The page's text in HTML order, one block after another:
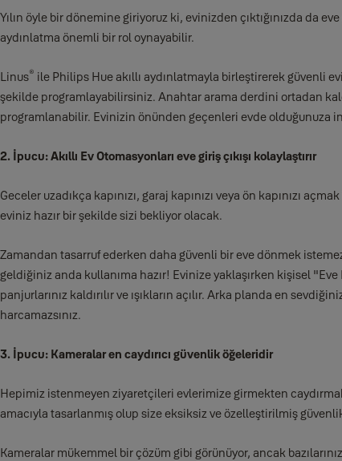
Yılın öyle bir dönemine giriyoruz ki, evinizden çıktığınızda da
aydınlatma önemli bir rol oynayabilir.
Linus® ile Philips Hue akıllı aydınlatmayla birleştirerek güvenli
şekilde programlayabilirsiniz. Anahtar arama derdini ortadan
programlanabilir. Evinizin önünden geçenleri evde olduğunuza
2. İpucu: Akıllı Ev Otomasyonları eve giriş çıkışı kolaylaştırır
Geceler uzadıkça kapınızı, garaj kapınızı veya ön kapınızı
eviniz hazır bir şekilde sizi bekliyor olacak.
Zamandan tasarruf ederken daha güvenli bir eve dönmek
geldiğiniz anda kullanıma hazır! Evinize yaklaşırken kişisel
panjurlarınız kaldırılır ve ışıkların açılır. Arka planda en
harcamazsınız.
3. İpucu: Kameralar en caydırıcı güvenlik öğeleridir
Hepimiz istenmeyen ziyaretçileri evlerimize girmekten
amacıyla tasarlanmış olup size eksiksiz ve özelleştirilmiş
Kameralar mükemmel bir çözüm gibi görünüyor, ancak